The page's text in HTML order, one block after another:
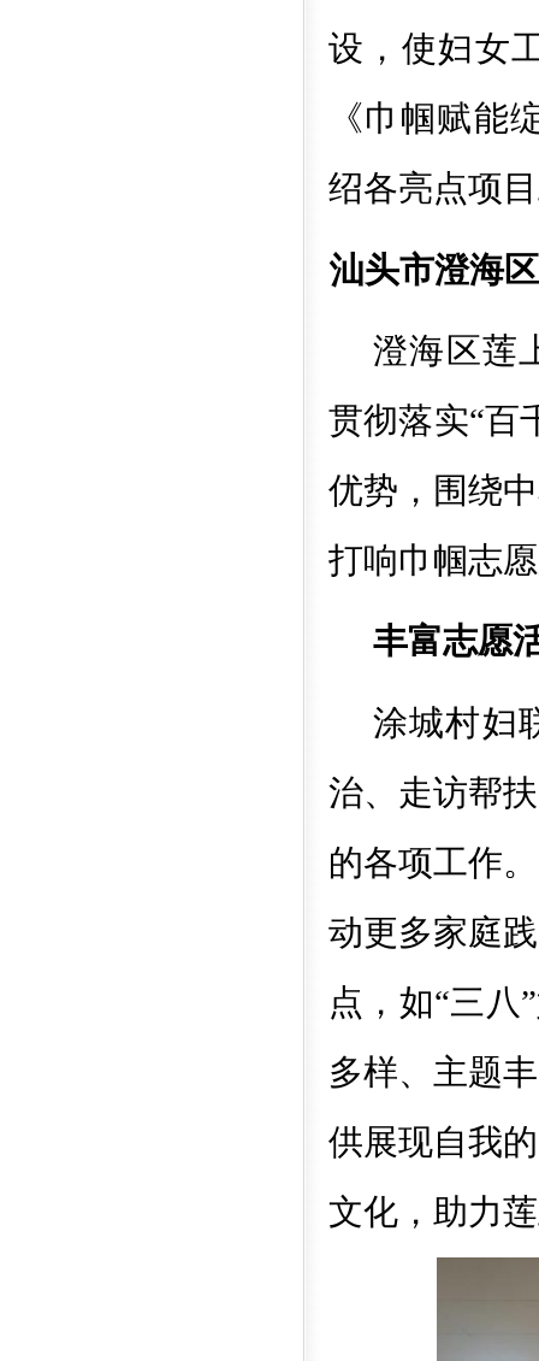
设，使妇女
《巾帼赋能
绍各亮点项
汕头市澄海
澄海区莲
贯彻落实“百
优势，围绕
打响巾帼志
丰富志愿
涂城村妇
治、走访帮
的各项工作
动更多家庭
点，如“三八
多样、主题
供展现自我
文化，助力